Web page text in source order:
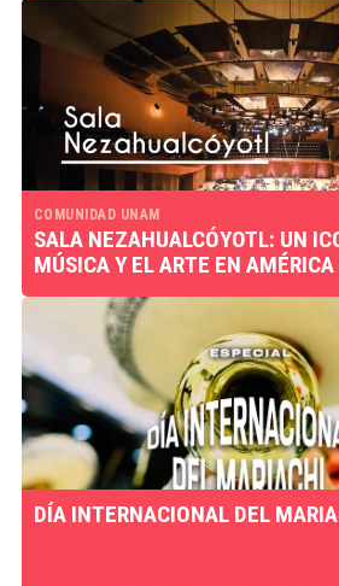
COMUNIDAD UNAM
SALA NEZAHUALCÓYOTL: UN
MÚSICA Y EL ARTE EN
DÍA INTERNACIONAL DEL